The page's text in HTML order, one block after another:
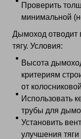
Проверить
минимальной
Дымоход отводит
тягу. Условия:
Высота
критериям
от
Использовать
трубы для
Установить
улучшения